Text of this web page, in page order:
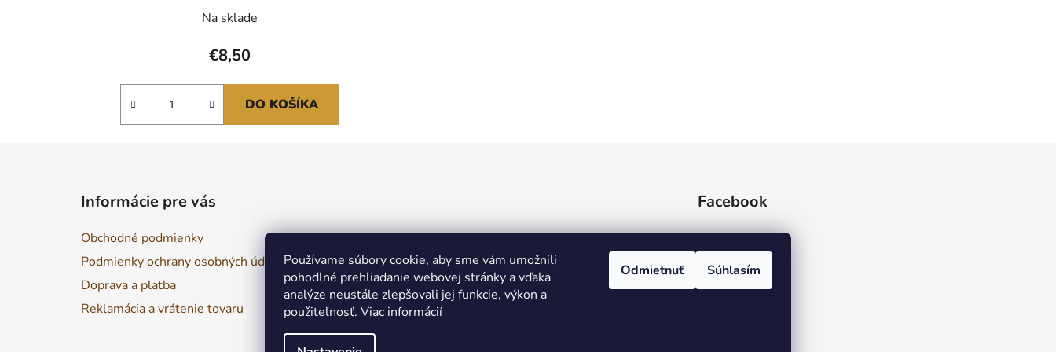
Používame súbory cookie, aby sme vám umožnili
pohodlné prehliadanie webovej stránky a vďaka
analýze neustále zlepšovali jej funkcie, výkon a
použiteľnosť. Viac informácií
Odmietnuť Súhlasím
Na sklade
€8,50
DO KOŠÍKA
Informácie pre vás
Obchodné podmienky
Podmienky ochrany osobných údajov
Doprava a platba
Reklamácia a vrátenie tovaru
Facebook